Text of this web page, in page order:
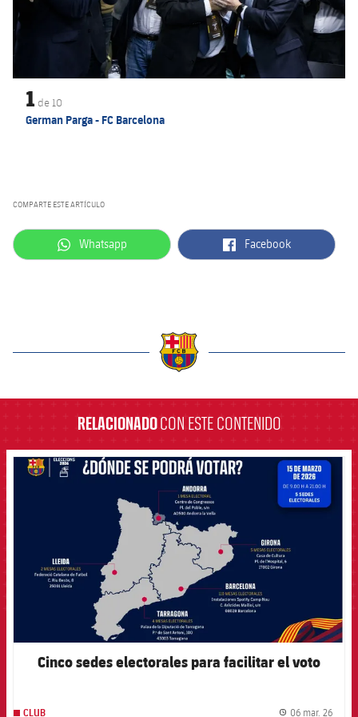
1 de 10
German Parga - FC Barcelona
COMPARTE ESTE ARTÍCULO
label.aria.whatsapp
Whatsapp label.aria.facebook
Facebook
RELACIONADOCON ESTE CONTENIDO
FCB Barcelona badge
Cinco sedes electorales para facilitar el voto
CLUB 06 mar. 26